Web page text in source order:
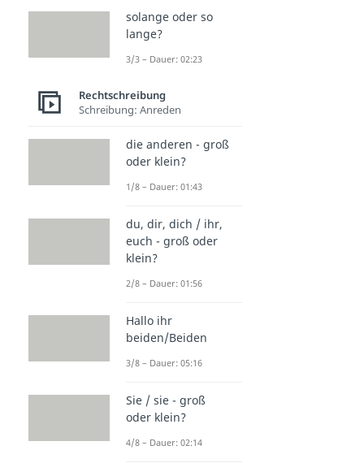
solange oder so
lange?
3/3 – Dauer: 02:23
Rechtschreibung
Schreibung: Anreden
die anderen - groß
oder klein?
1/8 – Dauer: 01:43
du, dir, dich / ihr,
euch - groß oder
klein?
2/8 – Dauer: 01:56
Hallo ihr
beiden/Beiden
3/8 – Dauer: 05:16
Sie / sie - groß
oder klein?
4/8 – Dauer: 02:14